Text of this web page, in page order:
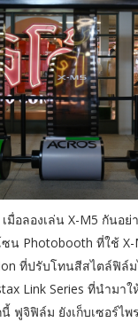
มื่อลองเล่น X-M5 กันอย่
น Photobooth ที่ใช้ X-
ที่ปรับโทนสีสไตล์ฟิล์
Link Series ที่นำมา
ฟูจิฟิล์ม ยังเก็บเซอร์ไพ